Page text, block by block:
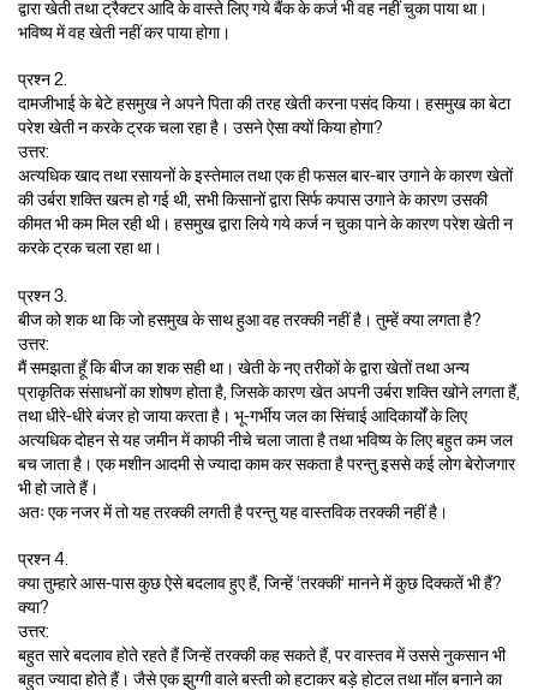
द्वारा खेती तथा ट्रैक्टर आदि के वास्ते लिए गये बैंक के कर्ज भी वह नहीं चुका पाया था।
भविष्य में वह खेती नहीं कर पाया होगा।
प्रश्न 2.
दामजीभाई के बेटे हसमुख ने अपने पिता की तरह खेती करना पसंद किया। हसमुख का बेटा
परेश खेती न करके ट्रक चला रहा है। उसने ऐसा क्यों किया होगा?
उत्तर:
अत्यधिक खाद तथा रसायनों के इस्तेमाल तथा एक ही फसल बार-बार उगाने के कारण खेतों
की उर्बरा शक्ति खत्म हो गई थी, सभी किसानों द्वारा सिर्फ कपास उगाने के कारण उसकी
कीमत भी कम मिल रही थी। हसमुख द्वारा लिये गये कर्ज न चुका पाने के कारण परेश खेती न
करके ट्रक चला रहा था।
प्रश्न 3.
बीज को शक था कि जो हसमुख के साथ हुआ वह तरक्की नहीं है। तुम्हें क्या लगता है?
उत्तर:
मैं समझता हूँ कि बीज का शक सही था। खेती के नए तरीकों के द्वारा खेतों तथा अन्य
प्राकृतिक संसाधनों का शोषण होता है, जिसके कारण खेत अपनी उर्बरा शक्ति खोने लगता हैं,
तथा धीरे-धीरे बंजर हो जाया करता है। भू-गर्भीय जल का सिंचाई आदिकार्यों के लिए
अत्यधिक दोहन से यह जमीन में काफी नीचे चला जाता है तथा भविष्य के लिए बहुत कम जल
बच जाता है। एक मशीन आदमी से ज्यादा काम कर सकता है परन्तु इससे कई लोग बेरोजगार
भी हो जाते हैं।
अतः एक नजर में तो यह तरक्की लगती है परन्तु यह वास्तविक तरक्की नहीं है।
प्रश्न 4.
क्या तुम्हारे आस-पास कुछ ऐसे बदलाव हुए हैं, जिन्हें ‘तरक्की’ मानने में कुछ दिक्कतें भी हैं?
क्या?
उत्तर:
बहुत सारे बदलाव होते रहते हैं जिन्हें तरक्की कह सकते हैं, पर वास्तव में उससे नुकसान भी
बहुत ज्यादा होते हैं। जैसे एक झुग्गी वाले बस्ती को हटाकर बड़े होटल तथा मॉल बनाने का